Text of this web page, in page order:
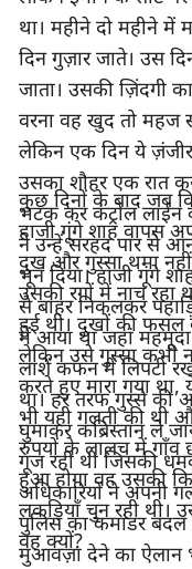
था। महीने दो महीने
दिन गुज़ार जाते। उस
जाता। उसकी ज़िंदगी
वरना वह खुद तो महज
लेकिन एक दिन ये
उसका शौहर एक रात
भटक कर कंट्रोल लाईन
ने उन्हें सरहद पार से
भून दिया। हाजी गूंगे
से बाहर निकलकर
में आया था जहां
लाशें कफन में लिपटी
था। हर तरफ गुस्से की
घुमाकर कब्रिस्तान ले
गूंज रही थी जिसकी
अधिकारियों ने अपनी
पुलिस का कमांडर बदल
मुआवज़ा देने का ऐलान
कुछ दिनों के बाद जब
हाजी गूंगे शाह वापस
दुख और गुस्सा थमा नहीं
उसकी रगों में नाच
हुई थी। दुखों की फसल
लेकिन उसे गुस्सा कभी
करते हुए मारा गया
भी यही गलती की थी
रुपयों के लालच में गाँव
हुआ होगा वह उसकी
लकड़ियाँ चुन रही थी।
वह क्यों?